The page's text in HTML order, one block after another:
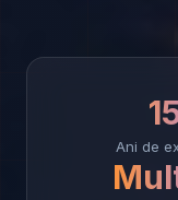
Ani de